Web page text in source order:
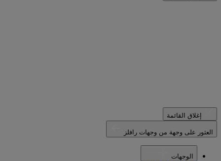
إغلاق القائمة
العثور على وجهة من وجهات رافلز
الوجهات